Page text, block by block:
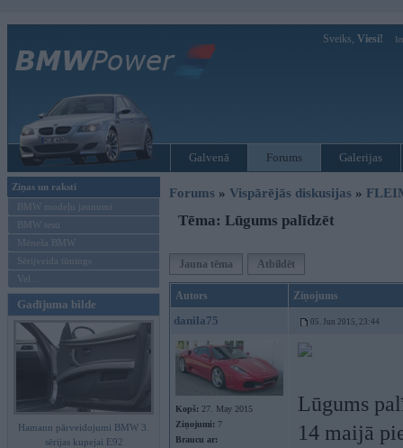
Sveiks, Viesi!
Galvenā Forums Galerijas
Ziņas un raksti
BMW modeļu jaunumi
BMW testi
Mēneša BMW
Sērijveida tūnings
Vel...
Gadījuma bilde
Hamann pārveidojumi BMW 3.
sērijas kupejai E92
Forums » Vispārējās diskusijas »
Tēma: Lūgums palīdzēt
Jauna tēma Atbildēt
Autors Ziņojums
danila75 05. Jun 2015, 23:44
Kopš: 27. May 2015
Ziņojumi: 7
Braucu ar:
Lūgums
14 maijā